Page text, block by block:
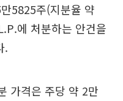
5825주(지분율 약
에 처분하는 안건을
.
가격은 주당 약 2만